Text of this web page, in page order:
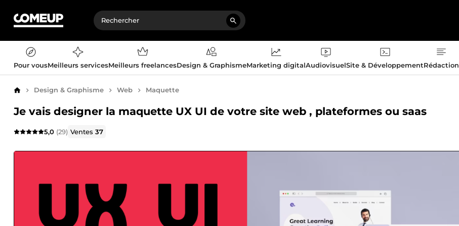
Pour vousMeilleurs servicesMeilleurs freelancesDesign & GraphismeMarketing digitalAudiovisuelSite & DéveloppementRédaction
AccueilDesign & Graphisme Web Maquette
Je vais designer la maquette UX UI de votre site web , plateformes ou saas
5,0 (29) Ventes37